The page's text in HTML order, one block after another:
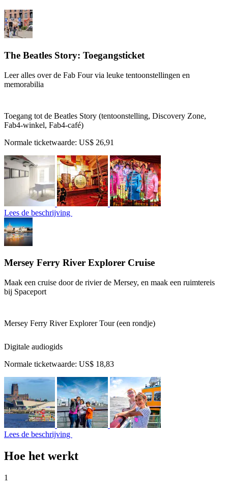
The Beatles Story: Toegangsticket
Leer alles over de Fab Four via leuke tentoonstellingen en
memorabilia
Toegang tot de Beatles Story (tentoonstelling, Discovery Zone,
Fab4-winkel, Fab4-café)
Normale ticketwaarde: US$ 26,91
Lees de beschrijving
Mersey Ferry River Explorer Cruise
Maak een cruise door de rivier de Mersey, en maak een ruimtereis
bij Spaceport
Mersey Ferry River Explorer Tour (een rondje)
Digitale audiogids
Normale ticketwaarde: US$ 18,83
Lees de beschrijving
Hoe het werkt
1